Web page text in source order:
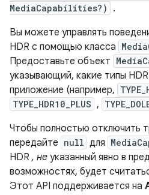
MediaCapabilities?)
.
Вы можете управлять
HDR с помощью класса
Предоставьте объект
указывающий, какие типы
приложение (например,
TYPE_HDR10_PLUS ,
Чтобы полностью отключить
передайте null для
HDR, не указанный явно в
возможностях, будет
Этот API поддерживается на